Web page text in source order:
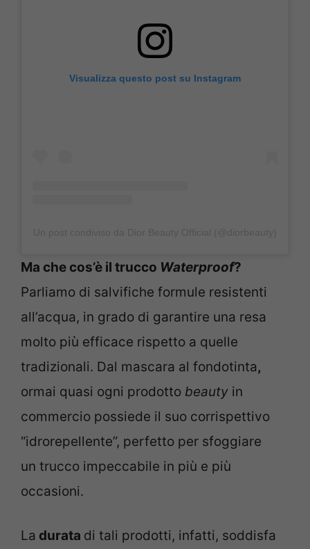
Visualizza questo post su Instagram
Ma che cos’è il trucco Waterproof?
Parliamo di salvifiche formule resistenti
all’acqua, in grado di garantire una resa
molto più efficace rispetto a quelle
tradizionali. Dal mascara al fondotinta,
ormai quasi ogni prodotto beauty in
commercio possiede il suo corrispettivo
“idrorepellente”, perfetto per sfoggiare
un trucco impeccabile in più e più
occasioni.
La durata di tali prodotti, infatti, soddisfa